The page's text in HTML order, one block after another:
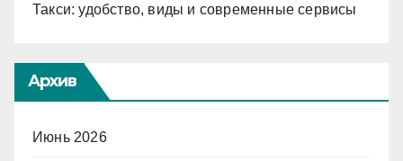
Такси: удобство, виды и современные сервисы
Архив
Июнь 2026